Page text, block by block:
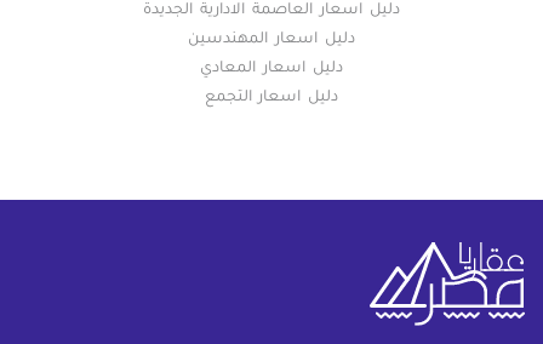
دليل اسعار العاصمة الادارية الجديدة
دليل اسعار المهندسين
دليل اسعار المعادي
دليل اسعار التجمع